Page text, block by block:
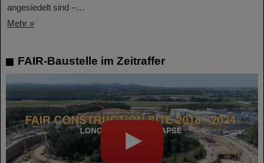
angesiedelt sind –…
Mehr »
FAIR-Baustelle im Zeitraffer